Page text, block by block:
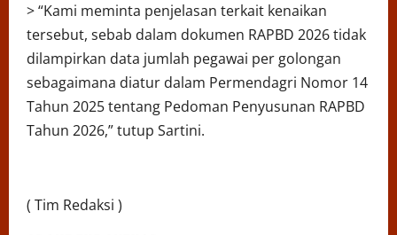
> “Kami meminta penjelasan terkait kenaikan
tersebut, sebab dalam dokumen RAPBD 2026 tidak
dilampirkan data jumlah pegawai per golongan
sebagaimana diatur dalam Permendagri Nomor 14
Tahun 2025 tentang Pedoman Penyusunan RAPBD
Tahun 2026,” tutup Sartini.
( Tim Redaksi )